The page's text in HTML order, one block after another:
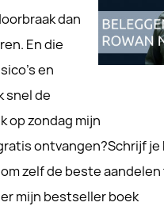
dan
En die
en
snel de
op zondag mijn
ontvangen?Schrijf je
zelf de beste aandelen
mijn bestseller boek